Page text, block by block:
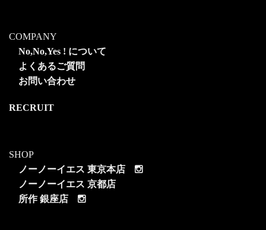
COMPANY
No,No,Yes ! について
よくあるご質問
お問い合わせ
RECRUIT
SHOP
ノーノーイエス 東京本店
ノーノーイエス 京都店
所作 銀座店